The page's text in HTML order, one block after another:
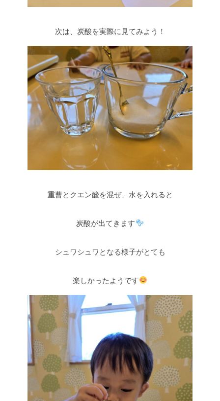
次は、炭酸を実際に見てみよう！
重曹とクエン酸を混ぜ、水を入れると
炭酸が出てきます
シュワシュワとなる様子がとても
楽しかったようです